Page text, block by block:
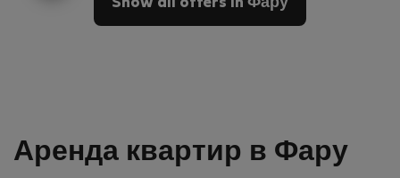
Show all offers in Фару
Аренда квартир в Фару